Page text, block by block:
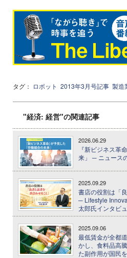
タグ： ロボット 2013年3月号記事 製造
"経済: 経営"の関連記事
2026.06.29
『新ビジネス革
来」 ─ ニュース
2025.09.29
書店の役割は「
─ Lifestyle
太郎氏インタビ
2025.09.06
最低賃金が全都
かし、食料品高
た副作用が国民